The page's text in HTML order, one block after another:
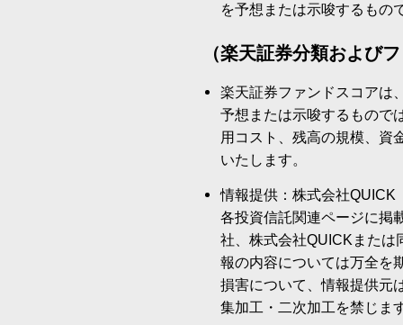
を予想または示唆するもの
（楽天証券分類および
楽天証券ファンドスコアは
予想または示唆するもので
用コスト、残高の規模、資
いたします。
情報提供：株式会社QUICK
各投資信託関連ページに掲
社、株式会社QUICKまたは
報の内容については万全を
損害について、情報提供元
集加工・二次加工を禁じま